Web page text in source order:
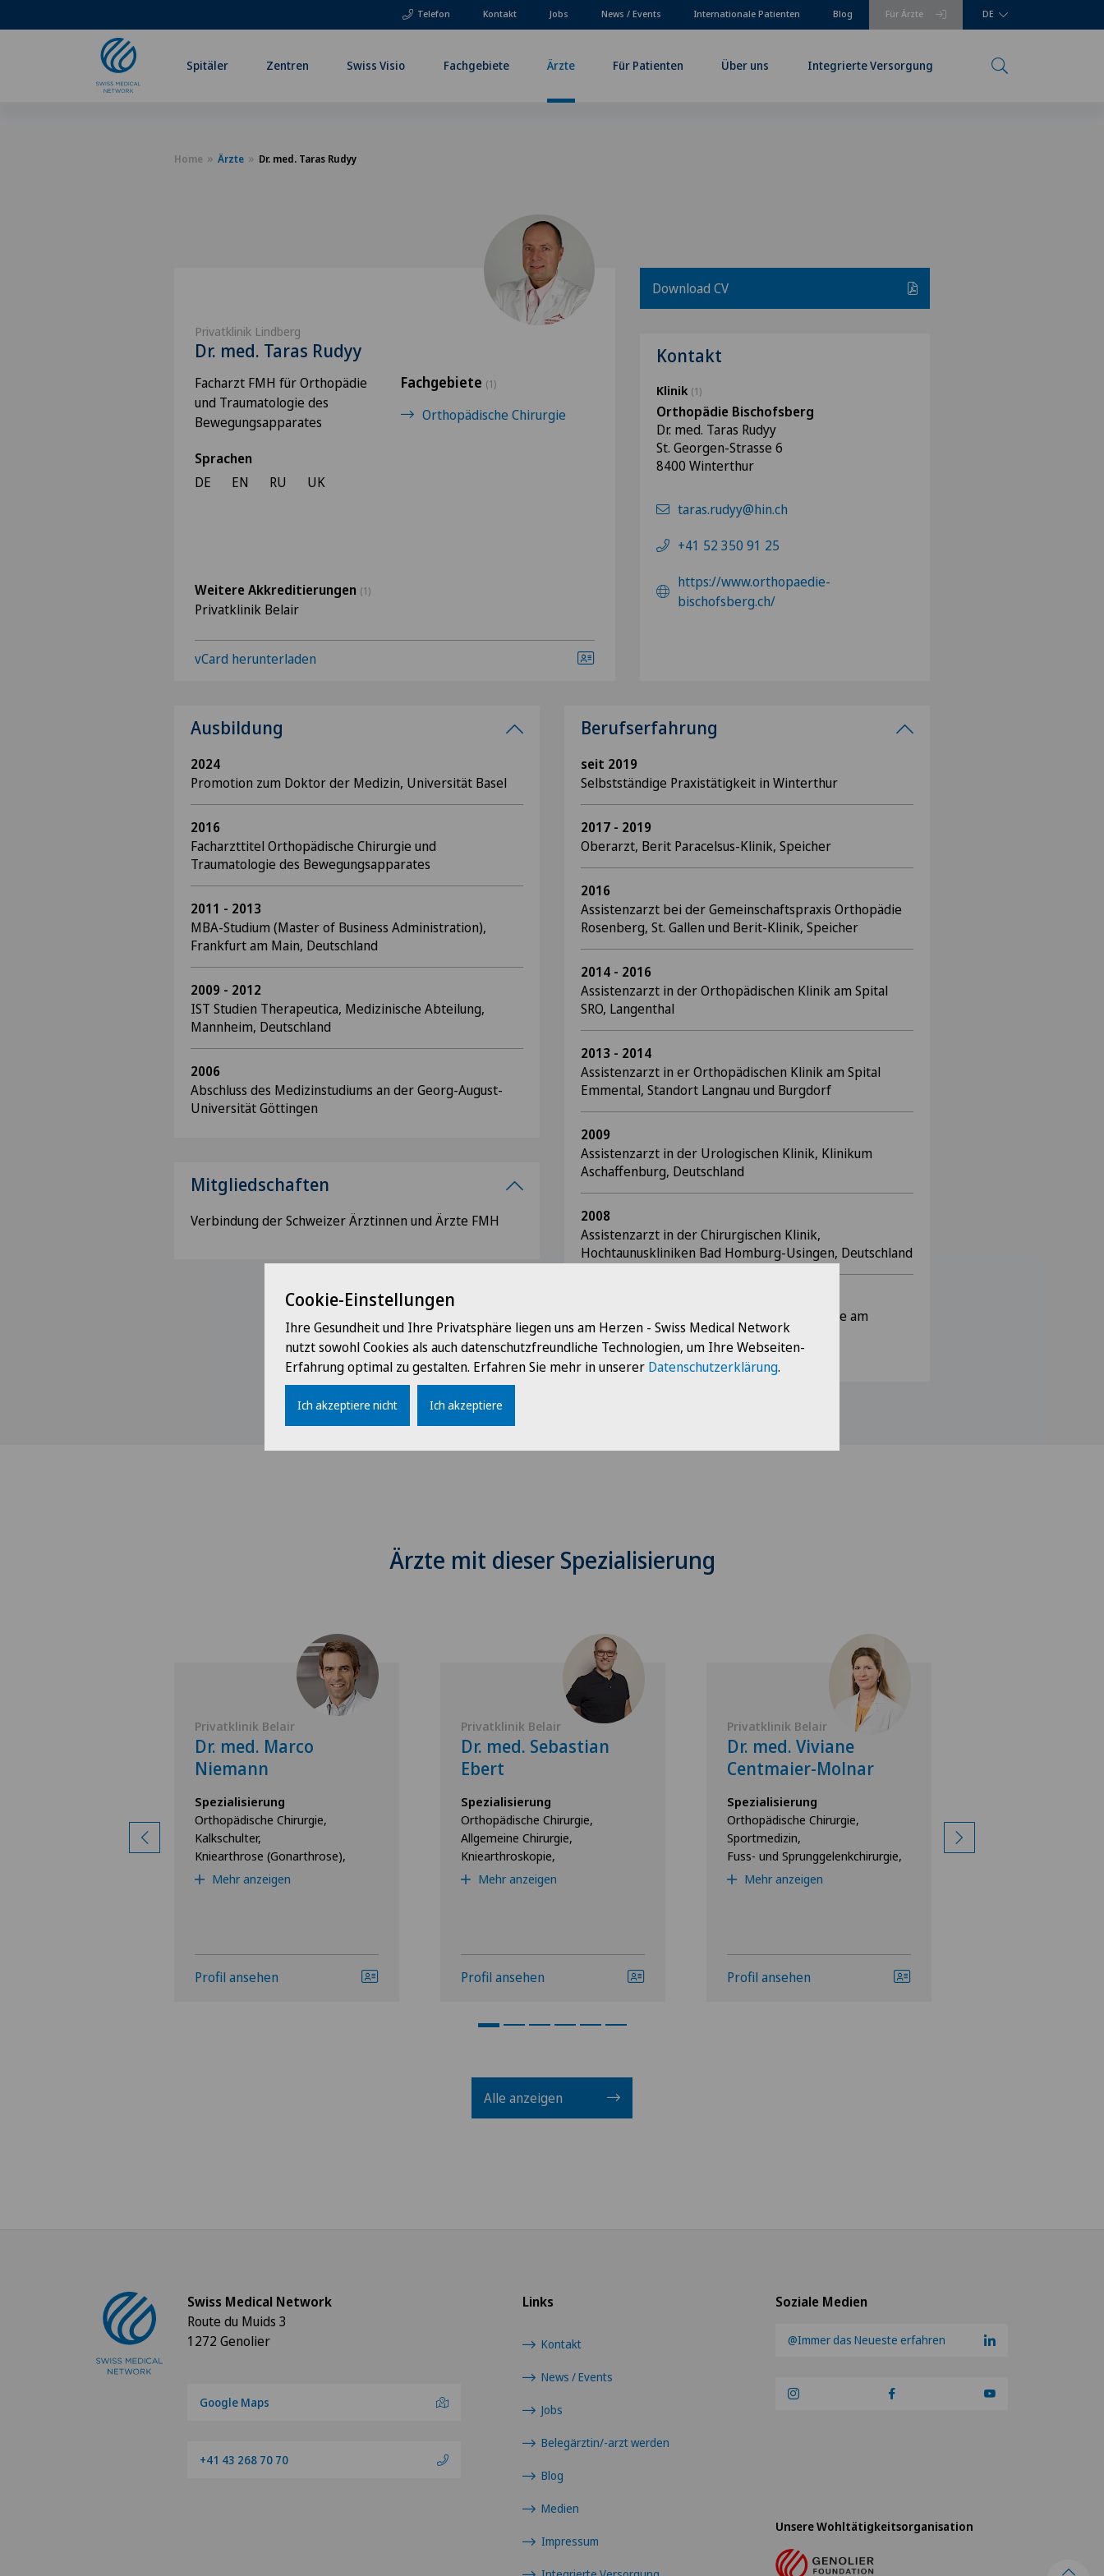
Telefon Für Ärzte
Kontakt Jobs News / Events Internationale Patienten Blog DE
Spitäler Zentren Swiss Visio Fachgebiete Ärzte Für Patienten Über uns Integrierte Versorgung
Home Ärzte Dr. med. Taras Rudyy
Privatklinik Lindberg
Dr. med. Taras Rudyy
Facharzt FMH für Orthopädie
und Traumatologie des
Bewegungsapparates
Sprachen
DE
EN RU UK
Fachgebiete (1)
Orthopädische Chirurgie
Weitere Akkreditierungen (1)
Privatklinik Belair
vCard herunterladen
Download CV
Kontakt
Klinik (1)
Orthopädie Bischofsberg
Dr. med. Taras Rudyy
St. Georgen-Strasse 6
8400 Winterthur
taras.rudyy@hin.ch
+41 52 350 91 25
https://www.orthopaedie-
bischofsberg.ch/
Ausbildung
2024
Promotion zum Doktor der Medizin, Universität Basel
2016
Facharzttitel Orthopädische Chirurgie und
Traumatologie des Bewegungsapparates
2011 - 2013
MBA-Studium (Master of Business Administration),
Frankfurt am Main, Deutschland
2009 - 2012
IST Studien Therapeutica, Medizinische Abteilung,
Mannheim, Deutschland
2006
Abschluss des Medizinstudiums an der Georg-August-
Universität Göttingen
Mitgliedschaften
Verbindung der Schweizer Ärztinnen und Ärzte FMH
Berufserfahrung
seit 2019
Selbstständige Praxistätigkeit in Winterthur
2017 - 2019
Oberarzt, Berit Paracelsus-Klinik, Speicher
2016
Assistenzarzt bei der Gemeinschaftspraxis Orthopädie
Rosenberg, St. Gallen und Berit-Klinik, Speicher
2014 - 2016
Assistenzarzt in der Orthopädischen Klinik am Spital
SRO, Langenthal
2013 - 2014
Assistenzarzt in er Orthopädischen Klinik am Spital
Emmental, Standort Langnau und Burgdorf
2009
Assistenzarzt in der Urologischen Klinik, Klinikum
Aschaffenburg, Deutschland
2008
Assistenzarzt in der Chirurgischen Klinik,
Hochtaunuskliniken Bad Homburg-Usingen, Deutschland
Assistenzarzt in der Klinik für Neurochirurgie am
Diakoniekrankenhaus, Rotenburg (Wümme),
Deutschland
Ärzte mit dieser Spezialisierung
Privatklinik Belair
Dr. med. Marco
Niemann
Spezialisierung
Orthopädische Chirurgie,
Kalkschulter,
Kniearthrose (Gonarthrose),
Mehr anzeigen
Profil ansehen
Privatklinik Belair
Dr. med. Sebastian
Ebert
Spezialisierung
Orthopädische Chirurgie,
Allgemeine Chirurgie,
Kniearthroskopie,
Mehr anzeigen
Profil ansehen
Privatklinik Belair
Dr. med. Viviane
Centmaier-Molnar
Spezialisierung
Orthopädische Chirurgie,
Sportmedizin,
Fuss- und Sprunggelenkchirurgie,
Mehr anzeigen
Profil ansehen
Alle anzeigen
Soziale Medien
@Immer das Neueste erfahren
Links
Kontakt
News / Events
Jobs
Belegärztin/-arzt werden
Blog
Medien
Impressum
Swiss Medical Network
Route du Muids 3
1272 Genolier
Google Maps
+41 43 268 70 70
Unsere Wohltätigkeitsorganisation
Cookie-Einstellungen
Ihre Gesundheit und Ihre Privatsphäre liegen uns am Herzen - Swiss Medical Network
nutzt sowohl Cookies als auch datenschutzfreundliche Technologien, um Ihre Webseiten-
Erfahrung optimal zu gestalten. Erfahren Sie mehr in unserer Datenschutzerklärung.
Ich akzeptiere nicht Ich akzeptiere